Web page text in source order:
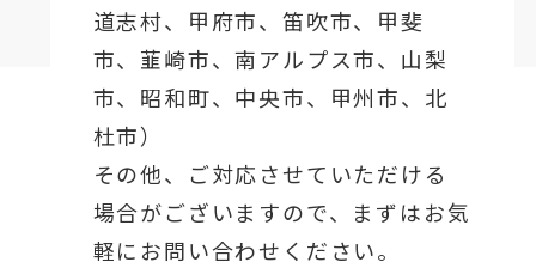
道志村、 甲府市、笛吹市、甲斐
市、韮崎市、南アルプス市、山梨
市、昭和町、中央市、甲州市、北
杜市）
その他、ご対応させていただける
場合がございますので、まずはお気
軽にお問い合わせください。